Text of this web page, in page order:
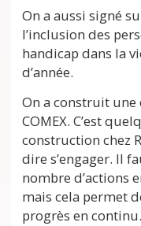
On a aussi signé
l’inclusion des
handicap dans la
d’année.
On a construit une
COMEX. C’est
construction chez
dire s’engager. Il
nombre d’actions
mais cela permet
progrès en continu.